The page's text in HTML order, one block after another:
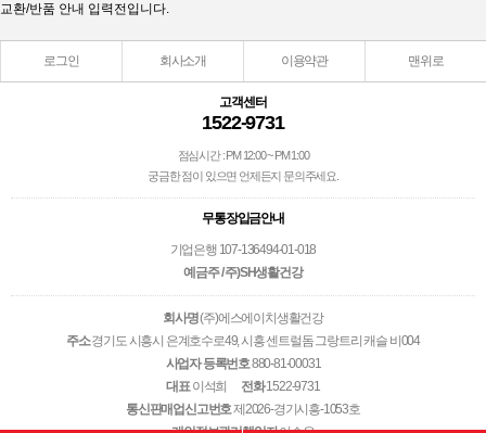
교환/반품 안내 입력전입니다.
로그인 회사소개 이용약관 맨위로
고객센터
1522-9731
점심시간 : PM 12:00 ~ PM 1:00
궁금한 점이 있으면 언제든지 문의주세요.
무통장입금안내
기업은행 107-136494-01-018
예금주 / 주)SH생활건강
회사명(주)에스에이치생활건강
주소경기도 시흥시 은계호수로49, 시흥 센트럴돔 그랑트리 캐슬 비004
사업자 등록번호880-81-00031
대표이석희 전화1522-9731
통신판매업신고번호제2026-경기시흥-1053호